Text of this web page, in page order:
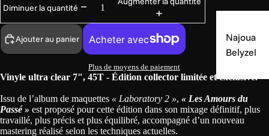
Najoua
Belyzel
Diminuer la quantité
Ajouter au panier
Plus de moyens de paiement
Vinyle ultra clear 7", 45T - Édition collector limitée et exclusive.
Issu de l’album de maquettes « Laboratory 2 », « Les Amours du
Passé » est proposé pour cette édition dans son mixage définitif, plus
travaillé, plus précis et plus équilibré, accompagné d’un nouveau
mastering réalisé selon les techniques actuelles.